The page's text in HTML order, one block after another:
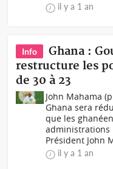
il y a 1 an
Info
Ghana :
restructure les
de 30 à 23
John Mahama
Ghana sera
que les
administrations
Président John
il y a 1 an